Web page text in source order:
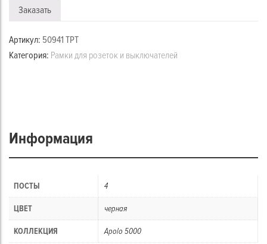
Заказать
Артикул: 50941 TPT
Категория: Рамки для розеток и выключателей
Информация
ПОСТЫ 4
ЦВЕТ черная
КОЛЛЕКЦИЯ Apolo 5000